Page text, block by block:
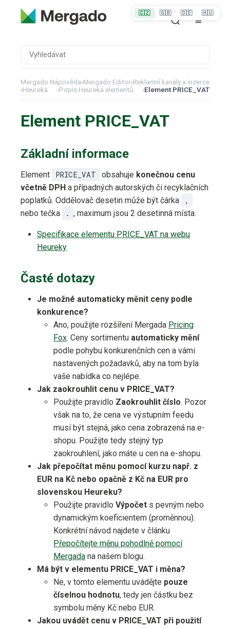
Mergado Nápověda›Mergado Editor›Reklamní kanály a inzerce
›Heureka ›Popis Heureka elementů ›Element PRICE_VAT
Element PRICE_VAT
Základní informace
Element PRICE_VAT obsahuje konečnou cenu
včetně DPH a případných autorských či recyklačních
poplatků. Oddělovač desetin může být čárka
,
nebo tečka
. , maximum jsou 2 desetinná místa.
Specifikace elementu PRICE_VAT na webu
Heureky
Časté dotazy
Je možné automaticky měnit ceny podle
konkurence?
Ano, použijte rozšíření Mergada Pricing
Fox. Ceny sortimentu automaticky mění
podle pohybu konkurenčních cen a vámi
nastavených požadavků, aby na tom byla
vaše nabídka co nejlépe.
Jak zaokrouhlit cenu v PRICE_VAT?
Použijte pravidlo Zaokrouhlit číslo. Pozor
však na to, že cena ve výstupním feedu
musí být stejná, jako cena zobrazená na e-
shopu. Použijte tedy stejný typ
zaokrouhlení, jako máte u cen na e-shopu.
Jak přepočítat měnu pomocí kurzu např. z
EUR na Kč nebo opačně z Kč na EUR pro
slovenskou Heureku?
Použijte pravidlo Výpočet s pevným nebo
dynamickým koeficientem (proměnnou).
Konkrétní návod najdete v článku
Přepočítejte měnu pohodlně pomocí
Mergada na našem blogu.
Má být v elementu PRICE_VAT i měna?
Ne, v tomto elementu uvádějte pouze
číselnou hodnotu, tedy jen částku bez
symbolu měny Kč nebo EUR.
Jakou uvádět cenu v PRICE_VAT při použití
🇨🇿 🇬🇧 🇩🇪 🇭🇺